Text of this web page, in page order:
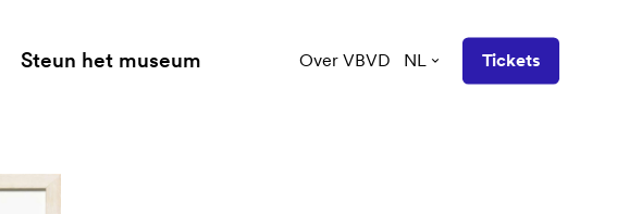
Steun het museum Over VBVD NL Tickets